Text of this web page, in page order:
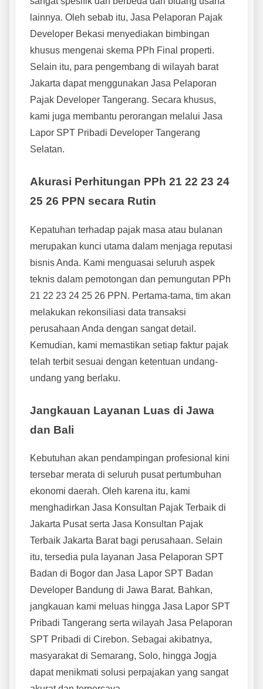
lainnya. Oleh sebab itu, Jasa Pelaporan Pajak
Developer Bekasi menyediakan bimbingan
khusus mengenai skema PPh Final properti.
Selain itu, para pengembang di wilayah barat
Jakarta dapat menggunakan Jasa Pelaporan
Pajak Developer Tangerang. Secara khusus,
kami juga membantu perorangan melalui Jasa
Lapor SPT Pribadi Developer Tangerang
Selatan.
Akurasi Perhitungan PPh 21 22 23 24
25 26 PPN secara Rutin
Kepatuhan terhadap pajak masa atau bulanan
merupakan kunci utama dalam menjaga reputasi
bisnis Anda. Kami menguasai seluruh aspek
teknis dalam pemotongan dan pemungutan PPh
21 22 23 24 25 26 PPN. Pertama-tama, tim akan
melakukan rekonsiliasi data transaksi
perusahaan Anda dengan sangat detail.
Kemudian, kami memastikan setiap faktur pajak
telah terbit sesuai dengan ketentuan undang-
undang yang berlaku.
Jangkauan Layanan Luas di Jawa
dan Bali
Kebutuhan akan pendampingan profesional kini
tersebar merata di seluruh pusat pertumbuhan
ekonomi daerah. Oleh karena itu, kami
menghadirkan Jasa Konsultan Pajak Terbaik di
Jakarta Pusat serta Jasa Konsultan Pajak
Terbaik Jakarta Barat bagi perusahaan. Selain
itu, tersedia pula layanan Jasa Pelaporan SPT
Badan di Bogor dan Jasa Lapor SPT Badan
Developer Bandung di Jawa Barat. Bahkan,
jangkauan kami meluas hingga Jasa Lapor SPT
Pribadi Tangerang serta wilayah Jasa Pelaporan
SPT Pribadi di Cirebon. Sebagai akibatnya,
masyarakat di Semarang, Solo, hingga Jogja
dapat menikmati solusi perpajakan yang sangat